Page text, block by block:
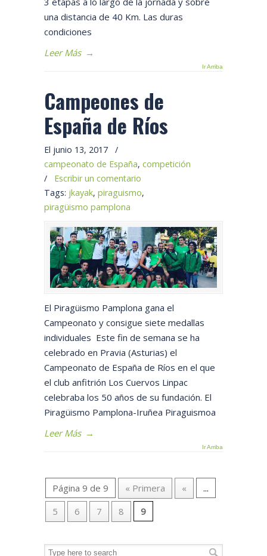
una distancia de 40 Km. Las duras
condiciones
Leer Más →
Ir Arriba
Campeones de
España de Ríos
El junio 13, 2017
/
campeonato de España, competición
/ Escribir un comentario
Tags: jkayak, piraguismo,
piragüismo pamplona
El Piragüismo Pamplona gana el
Campeonato y consigue siete medallas
individuales Este fin de semana se ha
celebrado en Pravia (Asturias) el
Campeonato de España de Ríos en el que
el club anfitrión Los Cuervos Linpac
celebraba los 50 años de su fundación. El
Piragüismo Pamplona-Iruñea Piraguismoa
Leer Más →
Ir Arriba
Página 9 de 9 « Primera «
...
5
6 7 8 9